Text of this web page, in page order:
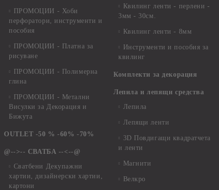
ПРОМОЦИИ - Хоби
перфоратори, инструменти и
пособия
ПРОМОЦИИ - Платна за
рисуване
ПРОМОЦИИ - Полимерна
глина
ПРОМОЦИИ - Метални
Висулки за Декорация и
Бижута
OUTLET -50 % -60% -70%
@-->-- СВАТБА --<--@
Сватбени Декупажни
хартии, дизайнерски хартии,
картони
Квилинг ленти - перлени -
3мм - 30см.
Квилинг ленти - 8мм
Инструменти и пособия за
квилинг
Комплекти за декорация
Лепила и лепящи средства
Лепила
Лепящи ленти
3D Повдигащи квадратчета
и ленти
Магнити
Велкро